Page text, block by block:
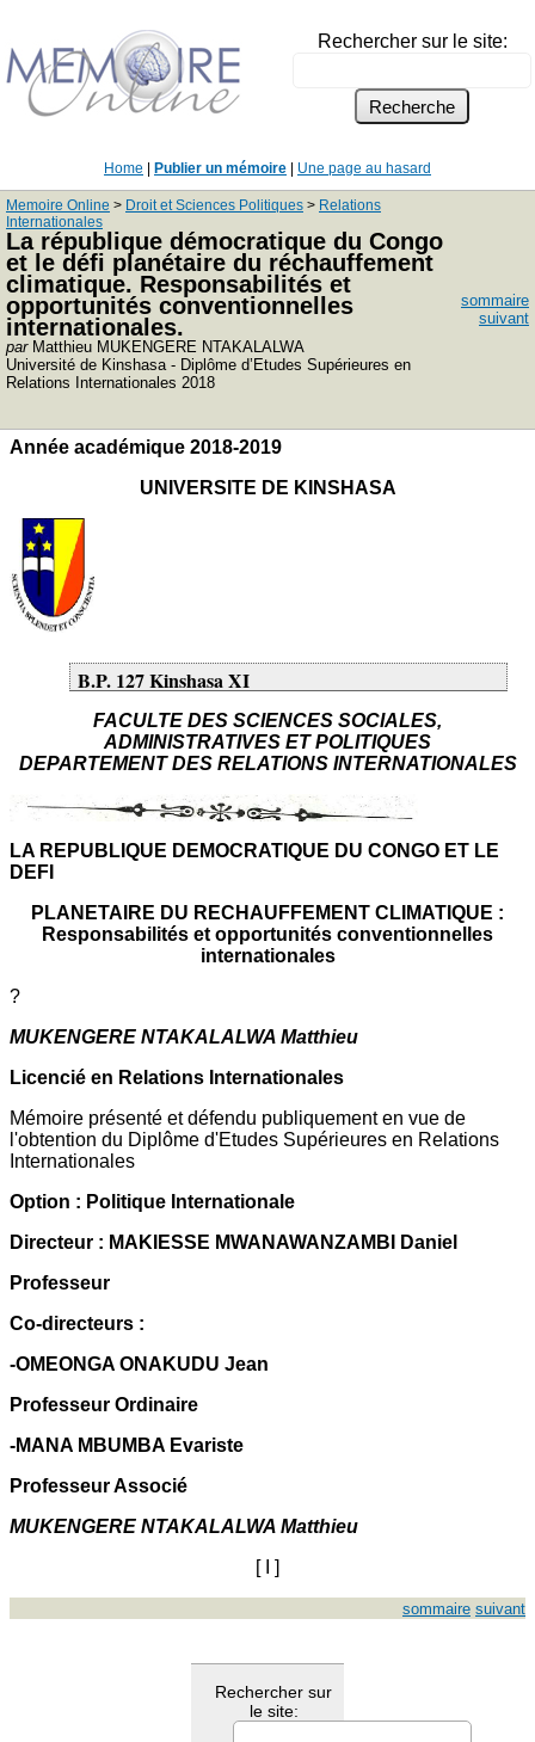
Rechercher sur le site:
Home Publier un mémoire Une page au hasard
Memoire Online > Droit et Sciences Politiques > Relations
Internationales
La république démocratique du Congo
et le défi planétaire du réchauffement
climatique. Responsabilités et
opportunités conventionnelles
internationales.
parMatthieu MUKENGERE NTAKALALWA
Université de Kinshasa - Diplôme d’Etudes Supérieures en
Relations Internationales 2018
sommaire
suivant
Année académique 2018-2019
UNIVERSITE DE KINSHASA
B.P. 127 Kinshasa XI
FACULTE DES SCIENCES SOCIALES,
ADMINISTRATIVES ET POLITIQUES
DEPARTEMENT DES RELATIONS INTERNATIONALES
LA REPUBLIQUE DEMOCRATIQUE DU CONGO ET LE
DEFI
PLANETAIRE DU RECHAUFFEMENT CLIMATIQUE :
Responsabilités et opportunités conventionnelles
internationales
?
MUKENGERE NTAKALALWA Matthieu
Licencié en Relations Internationales
Mémoire présenté et défendu publiquement en vue de
l'obtention du Diplôme d'Etudes Supérieures en Relations
Internationales
Option : Politique Internationale
Directeur : MAKIESSE MWANAWANZAMBI Daniel
Professeur
Co-directeurs :
-OMEONGA ONAKUDU Jean
Professeur Ordinaire
-MANA MBUMBA Evariste
Professeur Associé
MUKENGERE NTAKALALWA Matthieu
[ I ]
sommaire suivant
Rechercher sur
le site: